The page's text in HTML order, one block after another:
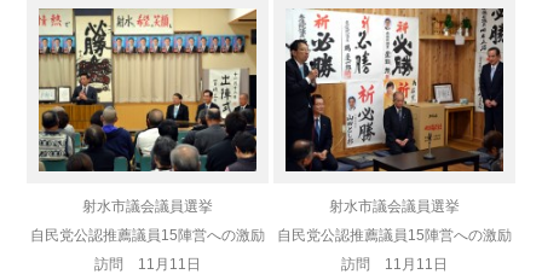
射水市議会議員選挙
自民党公認推薦議員15陣営への激励
訪問 11月11日
射水市議会議員選挙
自民党公認推薦議員15陣営への激励
訪問 11月11日